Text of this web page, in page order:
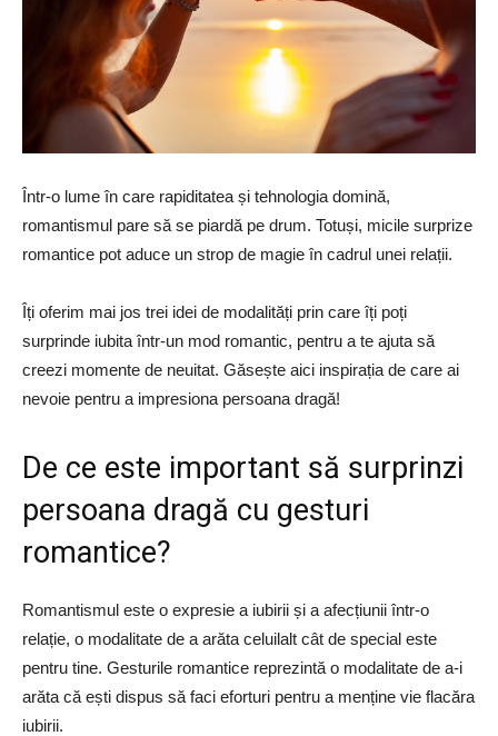
Într-o lume în care rapiditatea și tehnologia domină,
romantismul pare să se piardă pe drum. Totuși, micile surprize
romantice pot aduce un strop de magie în cadrul unei relații.
Îți oferim mai jos trei idei de modalități prin care îți poți
surprinde iubita într-un mod romantic, pentru a te ajuta să
creezi momente de neuitat. Găsește aici inspirația de care ai
nevoie pentru a impresiona persoana dragă!
De ce este important să surprinzi
persoana dragă cu gesturi
romantice?
Romantismul este o expresie a iubirii și a afecțiunii într-o
relație, o modalitate de a arăta celuilalt cât de special este
pentru tine. Gesturile romantice reprezintă o modalitate de a-i
arăta că ești dispus să faci eforturi pentru a menține vie flacăra
iubirii.